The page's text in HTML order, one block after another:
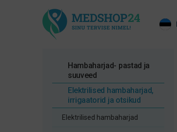
Hambaharjad- pastad ja
suuveed
Elektrilised hambaharjad,
irrigaatorid ja otsikud
Elektrilised hambaharjad